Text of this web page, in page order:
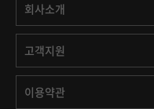
회사소개
고객지원
이용약관